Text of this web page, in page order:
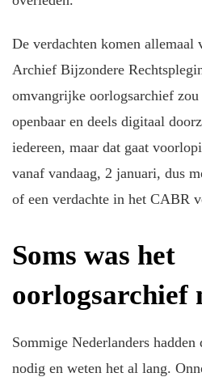
De verdachten komen allemaal
Archief Bijzondere
omvangrijke oorlogsarchief
openbaar en deels digitaal
iedereen, maar dat gaat
vanaf vandaag, 2 januari, dus
of een verdachte in het CABR
Soms was het
oorlogsarchief
Sommige Nederlanders
nodig en weten het al lang.